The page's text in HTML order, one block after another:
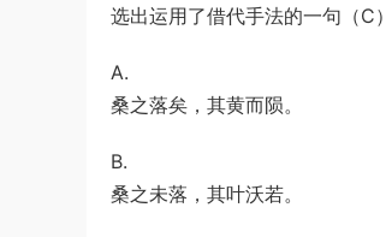
选出运用了借代手法的一句（C）
A.
桑之落矣，其黄而陨。
B.
桑之未落，其叶沃若。